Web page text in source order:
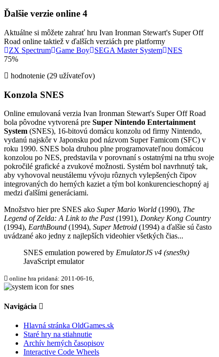
Ďalšie verzie online 4
Aktuálne si môžete zahrať hru Ivan Ironman Stewart's Super Off
Road online taktiež v ďalších verziách pre platformy
ZX Spectrum Game Boy SEGA Master System NES
75%
hodnotenie (29 užívateľov)
Konzola SNES
Online emulovaná verzia Ivan Ironman Stewart's Super Off Road
bola pôvodne vytvorená pre Super Nintendo Entertainment
System (SNES), 16-bitovú domácu konzolu od firmy Nintendo,
vydanú najskôr v Japonsku pod názvom Super Famicom (SFC) v
roku 1990. SNES bola druhou plne programovateľnou domácou
konzolou po NES, predstavila v porovnaní s ostatnými na trhu svoje
pokročilé grafické a zvukové možnosti. Systém bol navrhnutý tak,
aby vyhovoval neustálemu vývoju rôznych vylepšených čipov
integrovaných do herných kaziet a tým bol konkurencieschopný aj
medzi ďalšími generáciami.
Množstvo hier pre SNES ako Super Mario World (1990), The
Legend of Zelda: A Link to the Past(1991), Donkey Kong Country
(1994), EarthBound (1994), Super Metroid (1994) a ďalšie sú často
uvádzané ako jedny z najlepších videohier všetkých čias...
SNES emulation powered by EmulatorJS v4 (snes9x)
JavaScript emulator
online hra pridaná: 2011-06-16,
Navigácia
Hlavná stránka OldGames.sk
Staré hry na stiahnutie
Archív herných časopisov
Interactive Code Wheels